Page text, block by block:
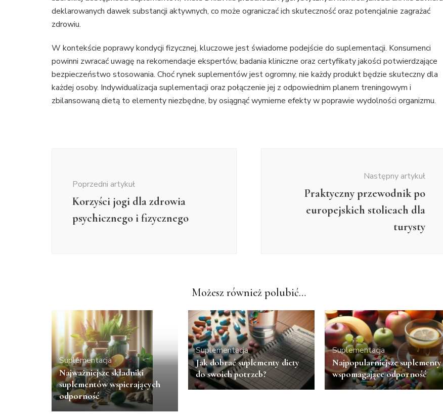
deklarowanych dawek substancji aktywnych, co może ograniczać ich skuteczność oraz potencjalnie zagrażać
zdrowiu.
W kontekście poprawy kondycji fizycznej, kluczowe jest świadome podejście do suplementacji. Konsumenci
powinni zwracać uwagę na rekomendacje ekspertów, badania kliniczne oraz certyfikaty jakości potwierdzające
bezpieczeństwo stosowania. Choć rynek suplementów jest ogromny, nie każdy produkt będzie skuteczny dla
każdej osoby. Indywidualizacja suplementacji oraz połączenie jej z odpowiednim planem treningowym i
zbilansowaną dietą to elementy niezbędne, by osiągnąć wymierne efekty w poprawie wydolności organizmu.
Poprzedni artykuł
Korzyści jogi dla zdrowia
psychicznego i fizycznego
Następny artykuł
Praktyczny przewodnik po
europejskich stolicach dla
turysty
Możesz również polubić…
Suplementacja
Najważniejsze składniki
suplementów wspierających
odporność
Suplementacja
Jak dobrać suplementy diety
do swoich potrzeb?
Suplementacja
Najpopularniejsze suplementy
wspomagające odporność